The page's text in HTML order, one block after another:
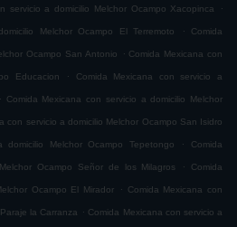
servicio a domicilio Melchor Ocampo Xacopinca .
Melchor Ocampo El Terremoto . Comida
Ocampo San Antonio . Comida Mexicana con
Educacion . Comida Mexicana con servicio a
. Comida Mexicana con servicio a domicilio Melchor
con servicio a domicilio Melchor Ocampo San Isidro
Melchor Ocampo Tepetongo . Comida
Ocampo Señor de los Milagros . Comida
Ocampo El Mirador . Comida Mexicana con
la Carranza . Comida Mexicana con servicio a